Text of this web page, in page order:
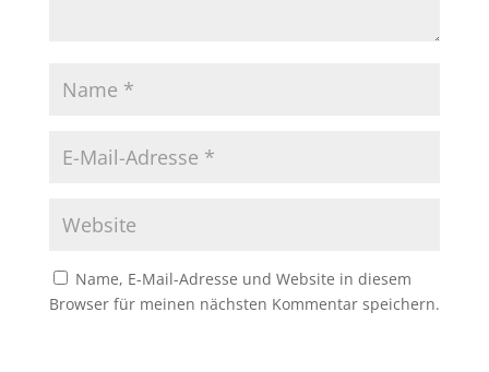
Name, E-Mail-Adresse und Website in diesem
Browser für meinen nächsten Kommentar speichern.